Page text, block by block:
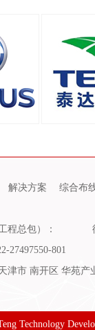
解决方案 综合布
程总包）：
27497550-801
津市 南开区 华苑产
Technology